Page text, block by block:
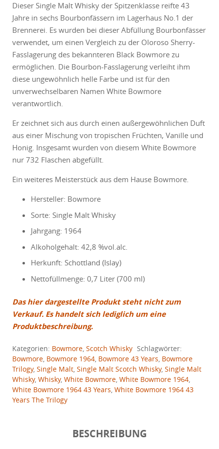
Dieser Single Malt Whisky der Spitzenklasse reifte 43
Jahre in sechs Bourbonfässern im Lagerhaus No.1 der
Brennerei. Es wurden bei dieser Abfüllung Bourbonfässer
verwendet, um einen Vergleich zu der Oloroso Sherry-
Fasslagerung des bekannteren Black Bowmore zu
ermöglichen. Die Bourbon-Fasslagerung verleiht ihm
diese ungewöhnlich helle Farbe und ist für den
unverwechselbaren Namen White Bowmore
verantwortlich.
Er zeichnet sich aus durch einen außergewöhnlichen Duft
aus einer Mischung von tropischen Früchten, Vanille und
Honig. Insgesamt wurden von diesem White Bowmore
nur 732 Flaschen abgefüllt.
Ein weiteres Meisterstück aus dem Hause Bowmore.
Hersteller: Bowmore
Sorte: Single Malt Whisky
Jahrgang: 1964
Alkoholgehalt: 42,8 %vol.alc.
Herkunft: Schottland (Islay)
Nettofüllmenge: 0,7 Liter (700 ml)
Das hier dargestellte Produkt steht nicht zum
Verkauf. Es handelt sich lediglich um eine
Produktbeschreibung.
Kategorien: Bowmore, Scotch Whisky Schlagwörter:
Bowmore, Bowmore 1964, Bowmore 43 Years, Bowmore
Trilogy, Single Malt, Single Malt Scotch Whisky, Single Malt
Whisky, Whisky, White Bowmore, White Bowmore 1964,
White Bowmore 1964 43 Years, White Bowmore 1964 43
Years The Trilogy
BESCHREIBUNG